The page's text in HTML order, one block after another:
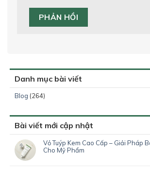
Danh mục bài viết
Blog (264)
Bài viết mới cập nhật
Vỏ Tuýp Kem Cao Cấp – Giải Pháp
Cho Mỹ Phẩm